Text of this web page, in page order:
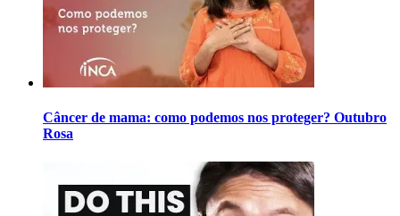
Câncer de mama: como podemos nos proteger? Outubro
Rosa